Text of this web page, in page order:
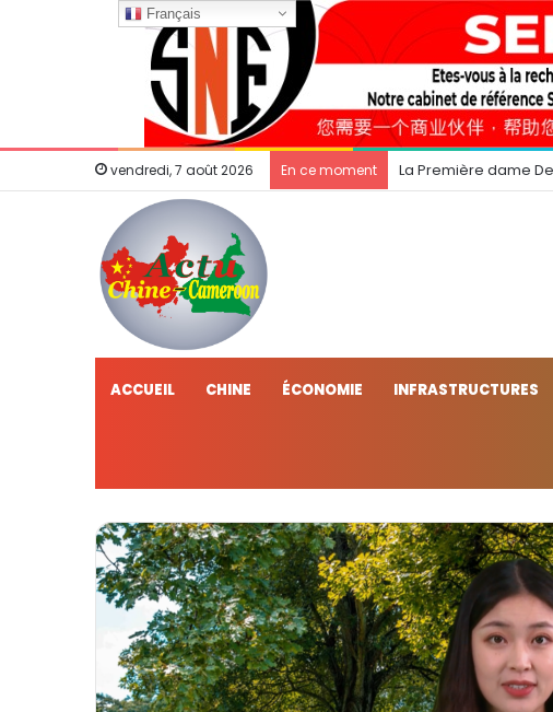
vendredi, 7 août 2026 En ce moment La Première dame
ACCUEIL CHINE ÉCONOMIE INFRASTRUCTURES
Français